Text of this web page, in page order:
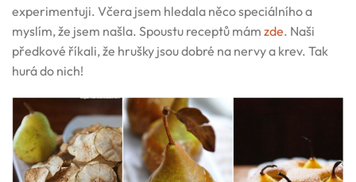
experimentuji. Včera jsem hledala něco speciálního a
myslím, že jsem našla. Spoustu receptů mám zde. Naši
předkové říkali, že hrušky jsou dobré na nervy a krev. Tak
hurá do nich!